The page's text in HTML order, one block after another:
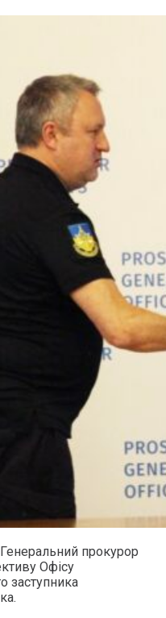
прокурор
Офісу
заступника